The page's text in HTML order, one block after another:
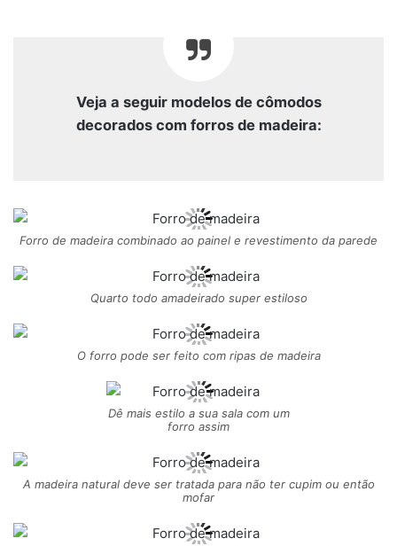
Veja a seguir modelos de cômodos
decorados com forros de madeira:
Forro de madeira combinado ao painel e revestimento da parede
Quarto todo amadeirado super estiloso
O forro pode ser feito com ripas de madeira
Dê mais estilo a sua sala com um
forro assim
A madeira natural deve ser tratada para não ter cupim ou então
mofar